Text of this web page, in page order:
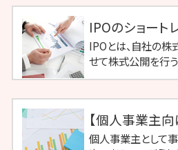
IPOのショート
IPOとは、自社の
せて株式公開を行
【個人事業主向
個人事業主として事